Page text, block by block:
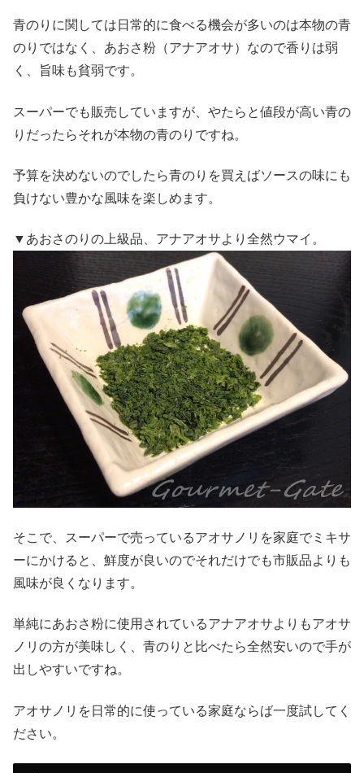
青のりに関しては日常的に食べる機会が多いのは本物の青
のりではなく、あおさ粉（アナアオサ）なので香りは弱
く、旨味も貧弱です。
スーパーでも販売していますが、やたらと値段が高い青の
りだったらそれが本物の青のりですね。
予算を決めないのでしたら青のりを買えばソースの味にも
負けない豊かな風味を楽しめます。
▼あおさのりの上級品、アナアオサより全然ウマイ。
そこで、スーパーで売っているアオサノリを家庭でミキサ
ーにかけると、鮮度が良いのでそれだけでも市販品よりも
風味が良くなります。
単純にあおさ粉に使用されているアナアオサよりもアオサ
ノリの方が美味しく、青のりと比べたら全然安いので手が
出しやすいですね。
アオサノリを日常的に使っている家庭ならば一度試してく
ださい。